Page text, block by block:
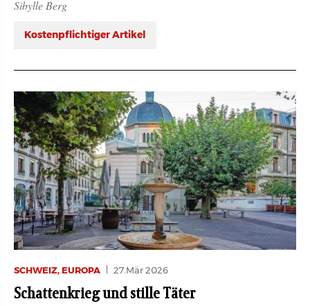
Sibylle Berg
Kostenpflichtiger Artikel
SCHWEIZ, EUROPA 27.Mär 2026
Schattenkrieg und stille Täter